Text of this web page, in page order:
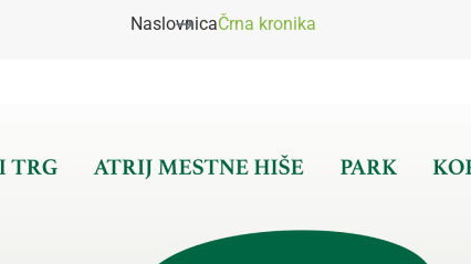
NaslovnicaČrna kronika